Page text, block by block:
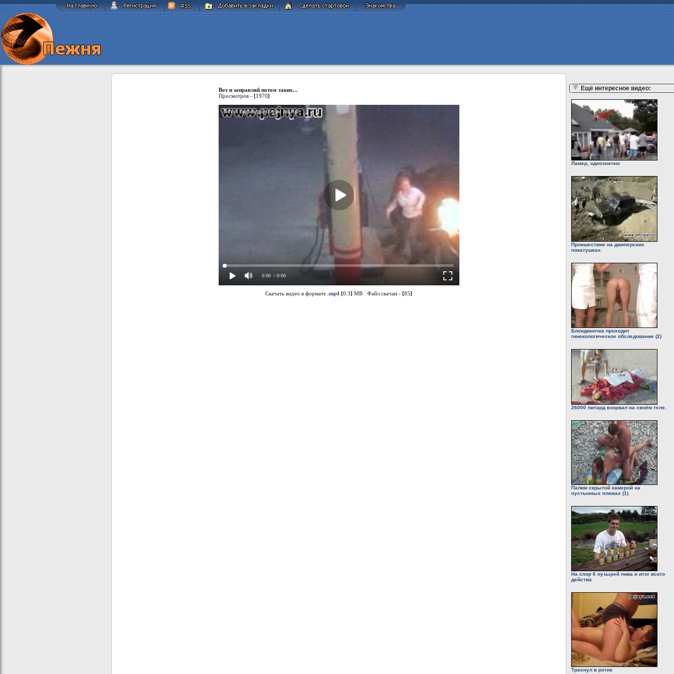
Вот и заправляй потом таких...
Просмотров - [1970]
Вот и заправляй потом таких...
0:00 / 0:00
Скачать видео в формате .mp4 [0.3] MB Файл скачан - [85]
Ещё интересное видео:
Ламер, однозначно
Проишествие на джиперских
покатушках.
Блондиночка проходит
гинекологическое обследование (2)
26000 питард взорвал на своём теле.
Палим скрытой камерой на
пустынных пляжах (1)
На спор 6 пузырей пива и итог всего
действа
Трахнул в ротик